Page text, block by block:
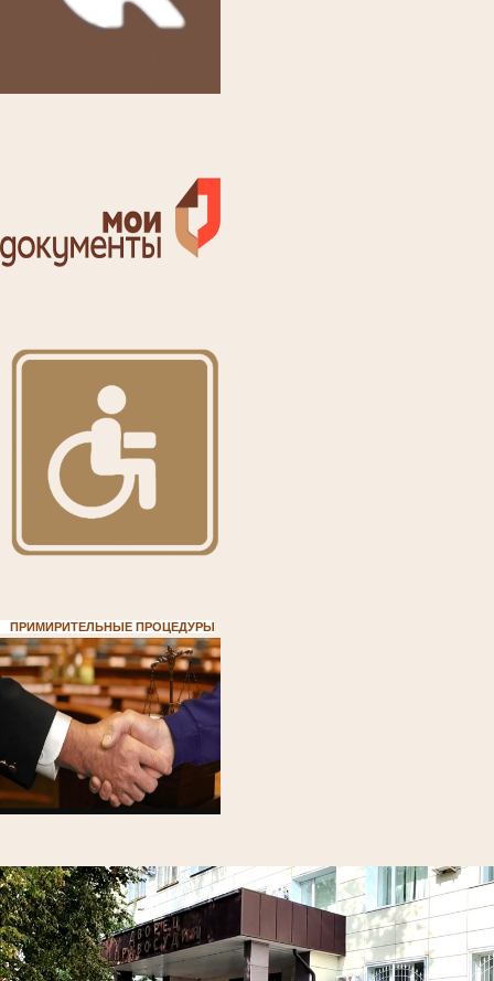
ПРИМИРИТЕЛЬНЫЕ ПРОЦЕДУРЫ